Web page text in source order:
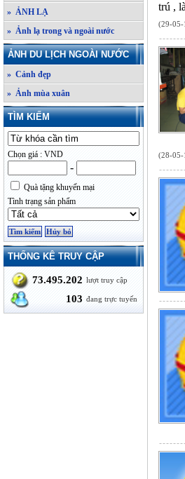
» ẢNH LẠ
» Ảnh lạ trong và ngoài nước
ẢNH DU LỊCH NGOÀI NƯỚC
» Cảnh đẹp
» Ảnh mùa xuân
TÌM KIẾM
Chọn giá : VND
-
Quà tặng khuyến mại
Tình trạng sản phẩm
THỐNG KÊ TRUY CẬP
73.495.202 lượt truy cập
103 đang trực tuyến
trú ,
(29-05-
(28-05-